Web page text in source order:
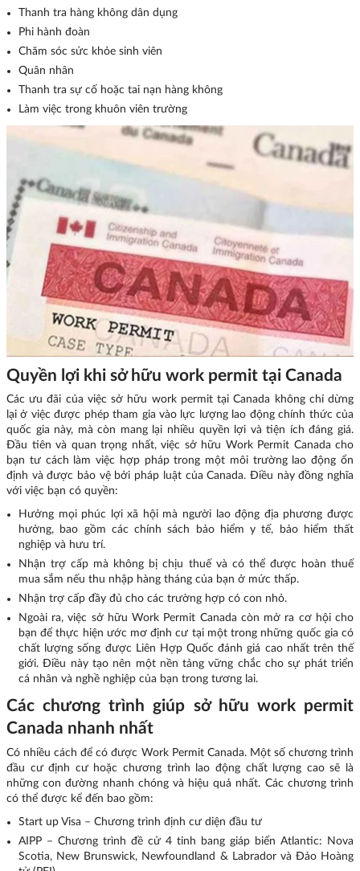
Thanh tra hàng không dân dụng
Phi hành đoàn
Chăm sóc sức khỏe sinh viên
Quân nhân
Thanh tra sự cố hoặc tai nạn hàng không
Làm việc trong khuôn viên trường
Quyền lợi khi sở hữu work permit tại Canada
Các ưu đãi của việc sở hữu work permit tại Canada không chỉ dừng
lại ở việc được phép tham gia vào lực lượng lao động chính thức của
quốc gia này, mà còn mang lại nhiều quyền lợi và tiện ích đáng giá.
Đầu tiên và quan trọng nhất, việc sở hữu Work Permit Canada cho
bạn tư cách làm việc hợp pháp trong một môi trường lao động ổn
định và được bảo vệ bởi pháp luật của Canada. Điều này đồng nghĩa
với việc bạn có quyền:
Hưởng mọi phúc lợi xã hội mà người lao động địa phương được
hưởng, bao gồm các chính sách bảo hiểm y tế, bảo hiểm thất
nghiệp và hưu trí.
Nhận trợ cấp mà không bị chịu thuế và có thể được hoàn thuế
mua sắm nếu thu nhập hàng tháng của bạn ở mức thấp.
Nhận trợ cấp đầy đủ cho các trường hợp có con nhỏ.
Ngoài ra, việc sở hữu Work Permit Canada còn mở ra cơ hội cho
bạn để thực hiện ước mơ định cư tại một trong những quốc gia có
chất lượng sống được Liên Hợp Quốc đánh giá cao nhất trên thế
giới. Điều này tạo nên một nền tảng vững chắc cho sự phát triển
cá nhân và nghề nghiệp của bạn trong tương lai.
Các chương trình giúp sở hữu work permit
Canada nhanh nhất
Có nhiều cách để có được Work Permit Canada. Một số chương trình
đầu cư định cư hoặc chương trình lao động chất lượng cao sẽ là
những con đường nhanh chóng và hiệu quả nhất. Các chương trình
có thể được kể đến bao gồm:
Start up Visa – Chương trình định cư diện đầu tư
AIPP – Chương trình đề cử 4 tỉnh bang giáp biển Atlantic: Nova
Scotia, New Brunswick, Newfoundland & Labrador và Đảo Hoàng